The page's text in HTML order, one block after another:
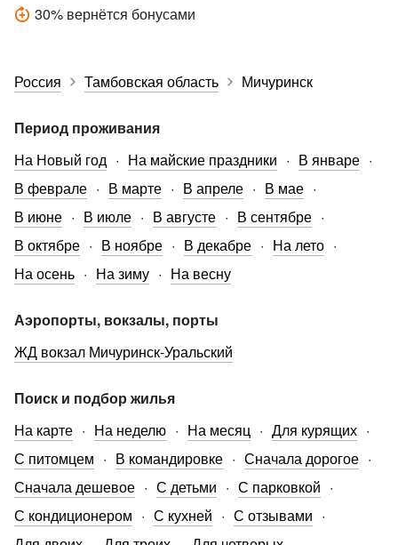
30% вернётся бонусами
Россия Тамбовская область Мичуринск
Период проживания
На Новый год
На майские праздники
В январе
В феврале
В марте В апреле
В мае
В июне
В июле В августе
В сентябре
В октябре
В ноябре В декабре
На лето
На осень
На зиму На весну
Аэропорты, вокзалы, порты
ЖД вокзал Мичуринск-Уральский
Поиск и подбор жилья
На карте
На неделю На месяц
Для курящих
С питомцем
В командировке
Сначала дорогое
Сначала дешевое
С детьми
С парковкой
С кондиционером
С кухней
С отзывами